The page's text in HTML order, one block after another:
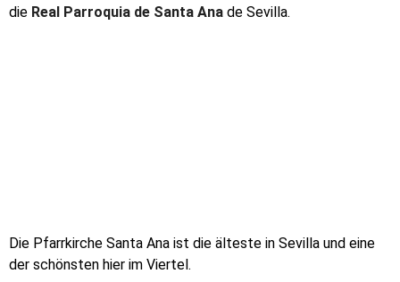
die Real Parroquia de Santa Ana de Sevilla.
Die Pfarrkirche Santa Ana ist die älteste in Sevilla und eine
der schönsten hier im Viertel.